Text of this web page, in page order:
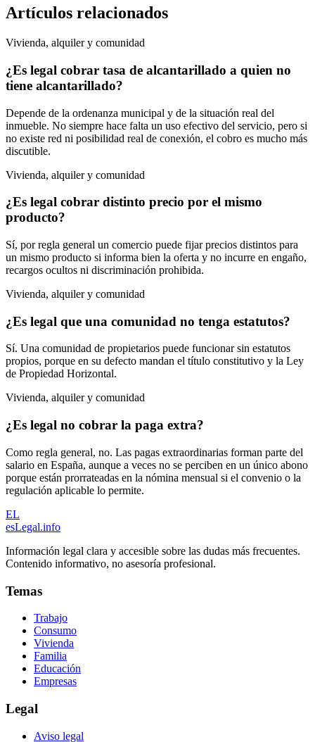
Artículos relacionados
Vivienda, alquiler y comunidad
¿Es legal cobrar tasa de alcantarillado a quien no
tiene alcantarillado?
Depende de la ordenanza municipal y de la situación real del
inmueble. No siempre hace falta un uso efectivo del servicio, pero si
no existe red ni posibilidad real de conexión, el cobro es mucho más
discutible.
Vivienda, alquiler y comunidad
¿Es legal cobrar distinto precio por el mismo
producto?
Sí, por regla general un comercio puede fijar precios distintos para
un mismo producto si informa bien la oferta y no incurre en engaño,
recargos ocultos ni discriminación prohibida.
Vivienda, alquiler y comunidad
¿Es legal que una comunidad no tenga estatutos?
Sí. Una comunidad de propietarios puede funcionar sin estatutos
propios, porque en su defecto mandan el título constitutivo y la Ley
de Propiedad Horizontal.
Vivienda, alquiler y comunidad
¿Es legal no cobrar la paga extra?
Como regla general, no. Las pagas extraordinarias forman parte del
salario en España, aunque a veces no se perciben en un único abono
porque están prorrateadas en la nómina mensual si el convenio o la
regulación aplicable lo permite.
EL
esLegal.info
Información legal clara y accesible sobre las dudas más frecuentes.
Contenido informativo, no asesoría profesional.
Temas
Trabajo
Consumo
Vivienda
Familia
Educación
Empresas
Legal
Aviso legal